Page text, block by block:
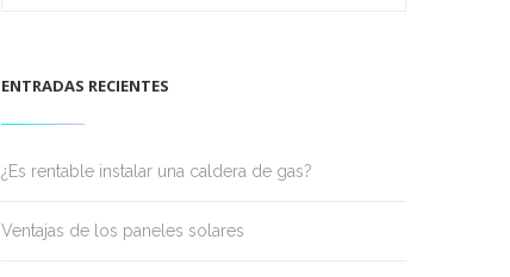
ENTRADAS RECIENTES
¿Es rentable instalar una caldera de gas?
Ventajas de los paneles solares